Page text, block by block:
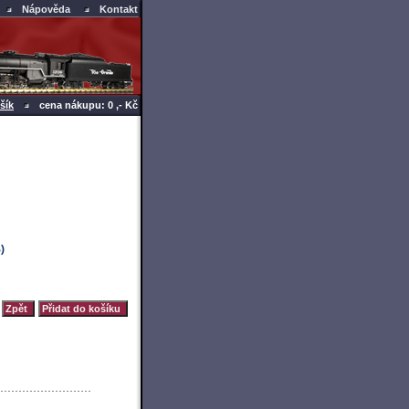
Nápověda Kontakt
cena nákupu: 0 ,- Kč